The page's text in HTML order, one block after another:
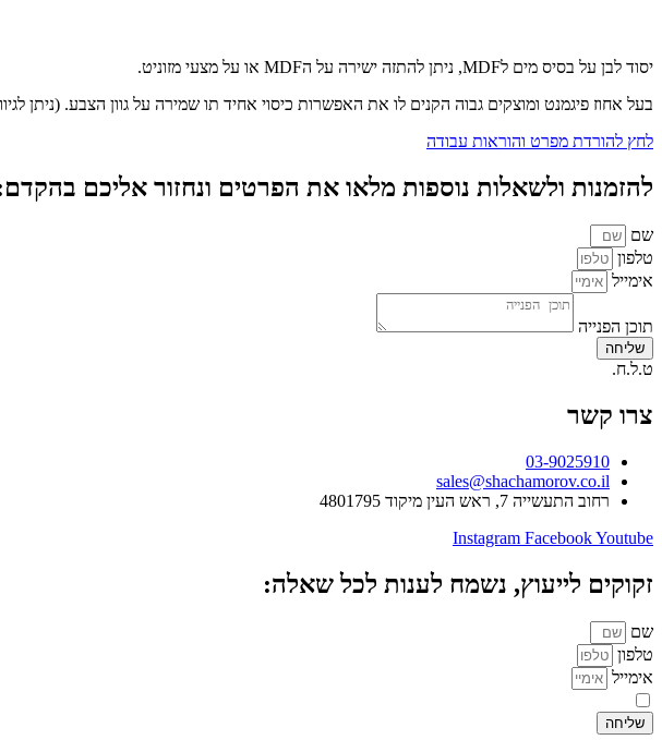
יסוד לבן על בסיס מים לMDF, ניתן להתזה ישירה על הMDF או על מצעי מזוניט.
בעל אחוז פיגמנט ומוצקים גבוה הקנים לו את האפשרות כיסוי אחיד תו שמירה על גוון הצבע. (ניתן
לחץ להורדת מפרט והוראות עבודה
להזמנות ולשאלות נוספות מלאו את הפרטים ונחזור אליכם
שם
טלפון
אימייל
תוכן הפנייה
שליחה
ט.ל.ח.
צרו קשר
03-9025910
sales@shachamorov.co.il
רחוב התעשייה 7, ראש העין מיקוד 4801795
Instagram FacebookYoutube
זקוקים לייעוץ, נשמח לענות לכל שאלה:
שם
טלפון
אימייל
שליחה